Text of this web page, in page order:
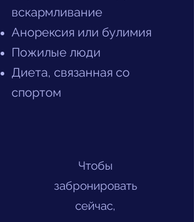
вскармливание
Анорексия или булимия
Пожилые люди
Диета, связанная со
спортом
Чтобы
забронировать
сейчас,